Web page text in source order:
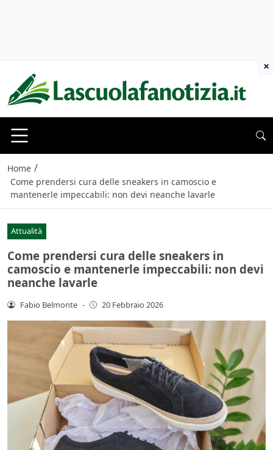
Home /
Come prendersi cura delle sneakers in camoscio e
mantenerle impeccabili: non devi neanche lavarle
Attualità
Come prendersi cura delle sneakers in
camoscio e mantenerle impeccabili: non devi
neanche lavarle
Fabio Belmonte - 20 Febbraio 2026
×